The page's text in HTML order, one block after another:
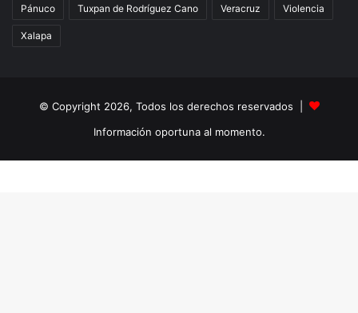
Pánuco Tuxpan de Rodríguez Cano Veracruz Violencia
Xalapa
© Copyright 2026, Todos los derechos reservados |
Información oportuna al momento.